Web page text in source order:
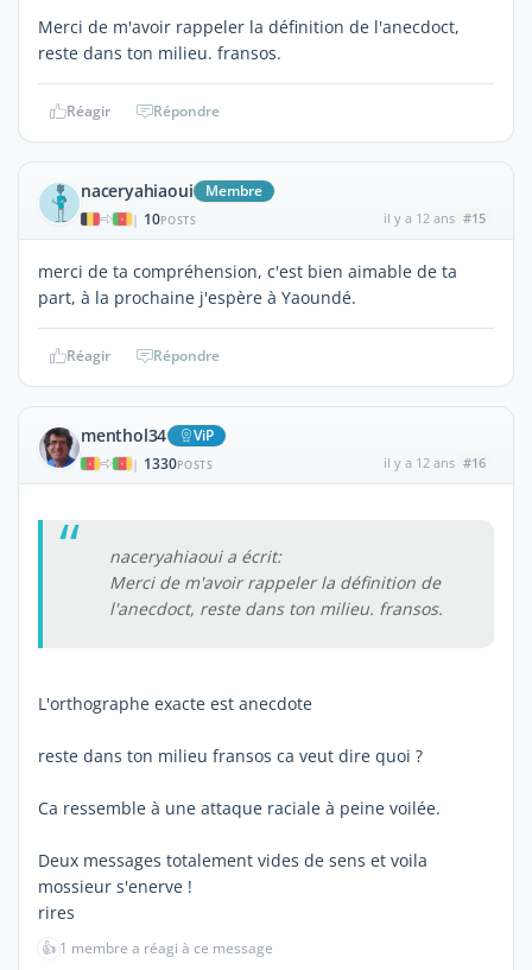
Merci de m'avoir rappeler la définition de l'anecdoct,
reste dans ton milieu. fransos.
Réagir Répondre
naceryahiaoui Membre
| 10POSTS il y a 12 ans #15
merci de ta compréhension, c'est bien aimable de ta
part, à la prochaine j'espère à Yaoundé.
Réagir Répondre
menthol34 ViP
| 1330POSTS il y a 12 ans #16
naceryahiaoui a écrit:
Merci de m'avoir rappeler la définition de
l'anecdoct, reste dans ton milieu. fransos.
L'orthographe exacte est anecdote
reste dans ton milieu fransos ca veut dire quoi ?
Ca ressemble à une attaque raciale à peine voilée.
Deux messages totalement vides de sens et voila
mossieur s'enerve !
rires
👍 1 membre a réagi à ce message